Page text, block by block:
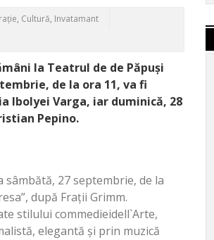
, Cultură, Invatamant
la Teatrul de de Păpuși
de la ora 11, va fi
Ibolyei Varga, iar duminică, 28
Pepino.
27 septembrie, de la
după Frații Grimm.
stilului commedieidell`Arte,
elegantă și prin muzică